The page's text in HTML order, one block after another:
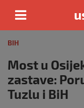
content
BIH
Most u
zastave:
Tuzlu i BiH